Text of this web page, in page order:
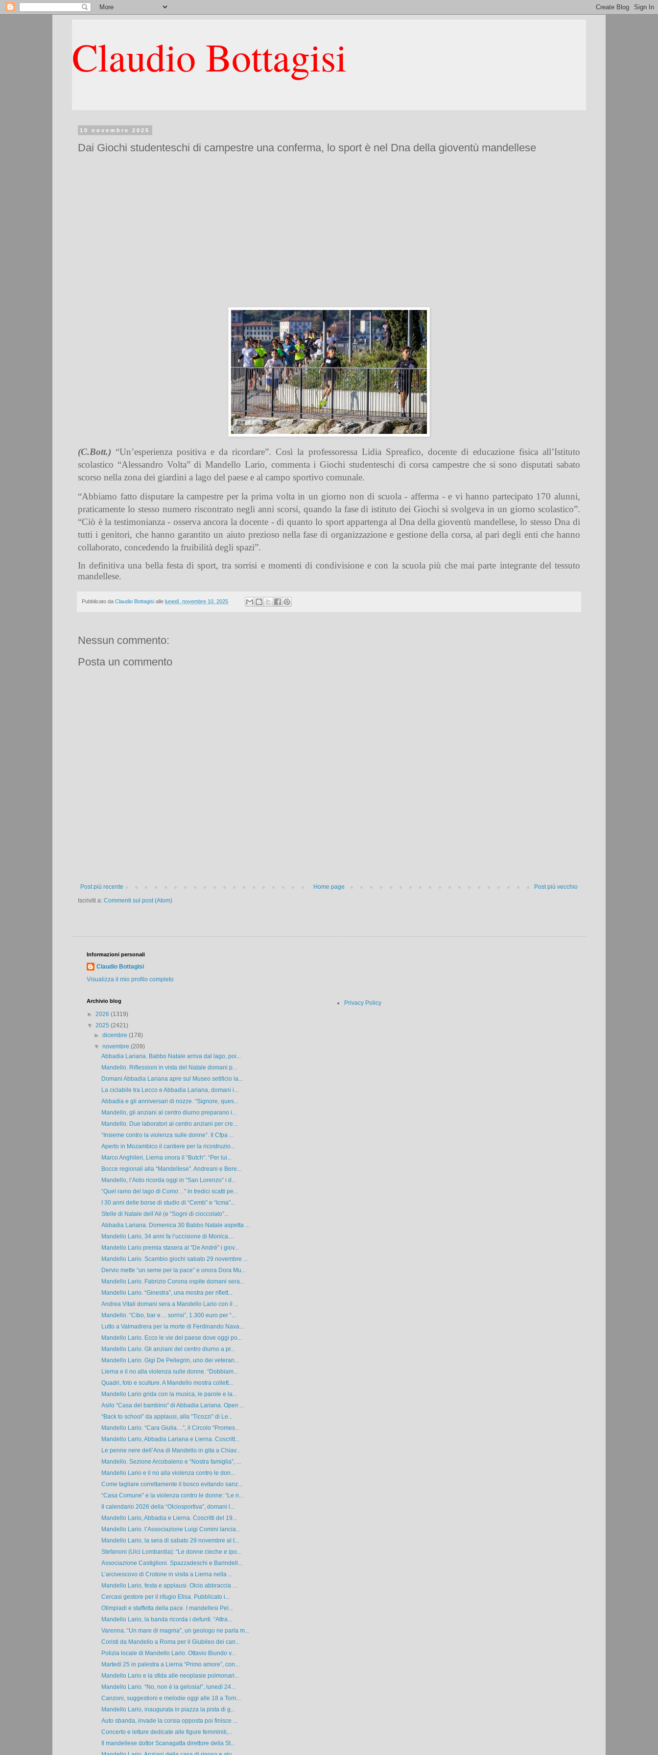
Claudio Bottagisi
10 novembre 2025
Dai Giochi studenteschi di campestre una conferma, lo sport è nel Dna della gioventù mandellese
(C.Bott.) “Un’esperienza positiva e da ricordare”. Così la professoressa Lidia Spreafico, docente di educazione fisica all’Istituto
scolastico “Alessandro Volta” di Mandello Lario, commenta i Giochi studenteschi di corsa campestre che si sono disputati sabato
scorso nella zona dei giardini a lago del paese e al campo sportivo comunale.
“Abbiamo fatto disputare la campestre per la prima volta in un giorno non di scuola - afferma - e vi hanno partecipato 170 alunni,
praticamente lo stesso numero riscontrato negli anni scorsi, quando la fase di istituto dei Giochi si svolgeva in un giorno scolastico”.
“Ciò è la testimonianza - osserva ancora la docente - di quanto lo sport appartenga al Dna della gioventù mandellese, lo stesso Dna di
tutti i genitori, che hanno garantito un aiuto prezioso nella fase di organizzazione e gestione della corsa, al pari degli enti che hanno
collaborato, concedendo la fruibilità degli spazi”.
In definitiva una bella festa di sport, tra sorrisi e momenti di condivisione e con la scuola più che mai parte integrante del tessuto
mandellese.
Pubblicato da Claudio Bottagisi alle lunedì, novembre 10, 2025
Nessun commento:
Posta un commento
Post più recente Post più vecchio
Home page
Iscriviti a: Commenti sul post (Atom)
Informazioni personali
Claudio Bottagisi
Visualizza il mio profilo completo
Archivio blog
► 2026 (1319)
▼ 2025 (2421)
►dicembre(178)
▼novembre(209)
Abbadia Lariana. Babbo Natale arriva dal lago, poi...
Mandello. Riflessioni in vista del Natale domani p...
Domani Abbadia Lariana apre sul Museo setificio la...
La ciclabile tra Lecco e Abbadia Lariana, domani i...
Abbadia e gli anniversari di nozze. “Signore, ques...
Mandello, gli anziani al centro diurno preparano i...
Mandello. Due laboratori al centro anziani per cre...
“Insieme contro la violenza sulle donne”. Il Cfpa ...
Aperto in Mozambico il cantiere per la ricostruzio...
Marco Anghileri, Lierna onora il “Butch”. “Per lui...
Bocce regionali alla “Mandellese”. Andreani e Bere...
Mandello, l’Aido ricorda oggi in “San Lorenzo” i d...
“Quel ramo del lago di Como…” in tredici scatti pe...
I 30 anni delle borse di studio di “Cemb” e “Icma”...
Stelle di Natale dell’Ail (e “Sogni di cioccolato”...
Abbadia Lariana. Domenica 30 Babbo Natale aspetta ...
Mandello Lario, 34 anni fa l’uccisione di Monica....
Mandello Lario premia stasera al “De André” i giov...
Mandello Lario. Scambio giochi sabato 29 novembre ...
Dervio mette “un seme per la pace” e onora Dora Mu...
Mandello Lario. Fabrizio Corona ospite domani sera...
Mandello Lario. “Ginestra”, una mostra per riflett...
Andrea Vitali domani sera a Mandello Lario con il ...
Mandello. “Cibo, bar e… sorrisi”, 1.300 euro per “...
Lutto a Valmadrera per la morte di Ferdinando Nava...
Mandello Lario. Ecco le vie del paese dove oggi po...
Mandello Lario. Gli anziani del centro diurno a pr...
Mandello Lario. Gigi De Pellegrin, uno dei veteran...
Lierna e il no alla violenza sulle donne. “Dobbiam...
Quadri, foto e sculture. A Mandello mostra collett...
Mandello Lario grida con la musica, le parole e la...
Asilo “Casa del bambino” di Abbadia Lariana. Open ...
“Back to school” da applausi, alla “Ticozzi” di Le...
Mandello Lario. “Cara Giulia…”, il Circolo “Promes...
Mandello Lario, Abbadia Lariana e Lierna. Coscritt...
Le penne nere dell’Ana di Mandello in gita a Chiav...
Mandello. Sezione Arcobaleno e “Nostra famiglia”, ...
Mandello Lario e il no alla violenza contro le don...
Come tagliare correttamente il bosco evitando sanz...
“Casa Comune” e la violenza contro le donne: “Le n...
Il calendario 2026 della “Olciosportiva”, domani l...
Mandello Lario, Abbadia e Lierna. Coscritti del 19...
Mandello Lario. l’Associazione Luigi Comini lancia...
Mandello Lario, la sera di sabato 29 novembre al t...
Stefanoni (Uici Lombardia): “Le donne cieche e ipo...
Associazione Castiglioni. Spazzadeschi e Barindell...
L’arcivescovo di Crotone in visita a Lierna nella ...
Mandello Lario, festa e applausi. Olcio abbraccia ...
Cercasi gestore per il rifugio Elisa. Pubblicato i...
Olimpiadi e staffetta della pace. I mandellesi Pel...
Mandello Lario, la banda ricorda i defunti. “Attra...
Varenna. “Un mare di magma”, un geologo ne parla m...
Coristi da Mandello a Roma per il Giubileo dei can...
Polizia locale di Mandello Lario. Ottavio Biundo v...
Martedì 25 in palestra a Lierna “Primo amore”, con...
Mandello Lario e la sfida alle neoplasie polmonari...
Mandello Lario. “No, non è la gelosia!”, lunedì 24...
Canzoni, suggestioni e melodie oggi alle 18 a Torn...
Mandello Lario, inaugurata in piazza la pista di g...
Auto sbanda, invade la corsia opposta poi finisce ...
Concerto e letture dedicate alle figure femminili,...
Il mandellese dottor Scanagatta direttore della St...
Privacy Policy